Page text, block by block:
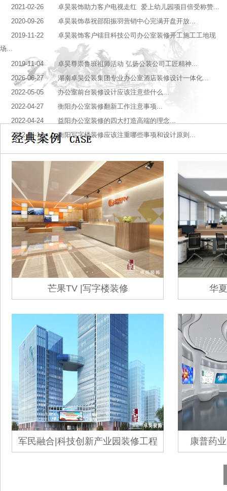
2021-02-26 卓昊装饰助力客户电视走红 爱上幼儿园项目倍受称赞...
2020-09-26 卓昊装饰恭祝邵阳振羽营销中心完满开盘开放...
2019-11-22 卓昊装饰客户镭目科技公司办公室装修开工施工工地现
场...
2019-11-04 卓昊尊崇鲁班祖师活动 弘扬公装公司工匠精神...
2026-06-27 湖南卓昊公装集团专业办公室酒店装修设计一体化...
2022-05-05 办公室前台装修设计应该注意些什么...
2022-04-27 衡阳办公室装修翻新工作注意事项...
2022-04-24 益阳办公室装修的四大打造高端的理念...
2022-04-14 衡阳写字楼装修应该注重哪些事项和设计原则...
芒果TV |写字楼装修 华
军民融合|科技创新产业园装修工程 康普药